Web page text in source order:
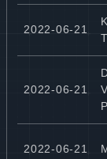
2022-06-21
2022-06-21
2022-06-21